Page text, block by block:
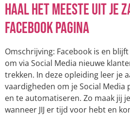
Haal het meeste uit je
Facebook pagina
Omschrijving: Facebook is en
om via Social Media nieuwe
trekken. In deze opleiding leer je
vaardigheden om je Social
en te automatiseren. Zo maak jij
wanneer JIJ er tijd voor hebt en